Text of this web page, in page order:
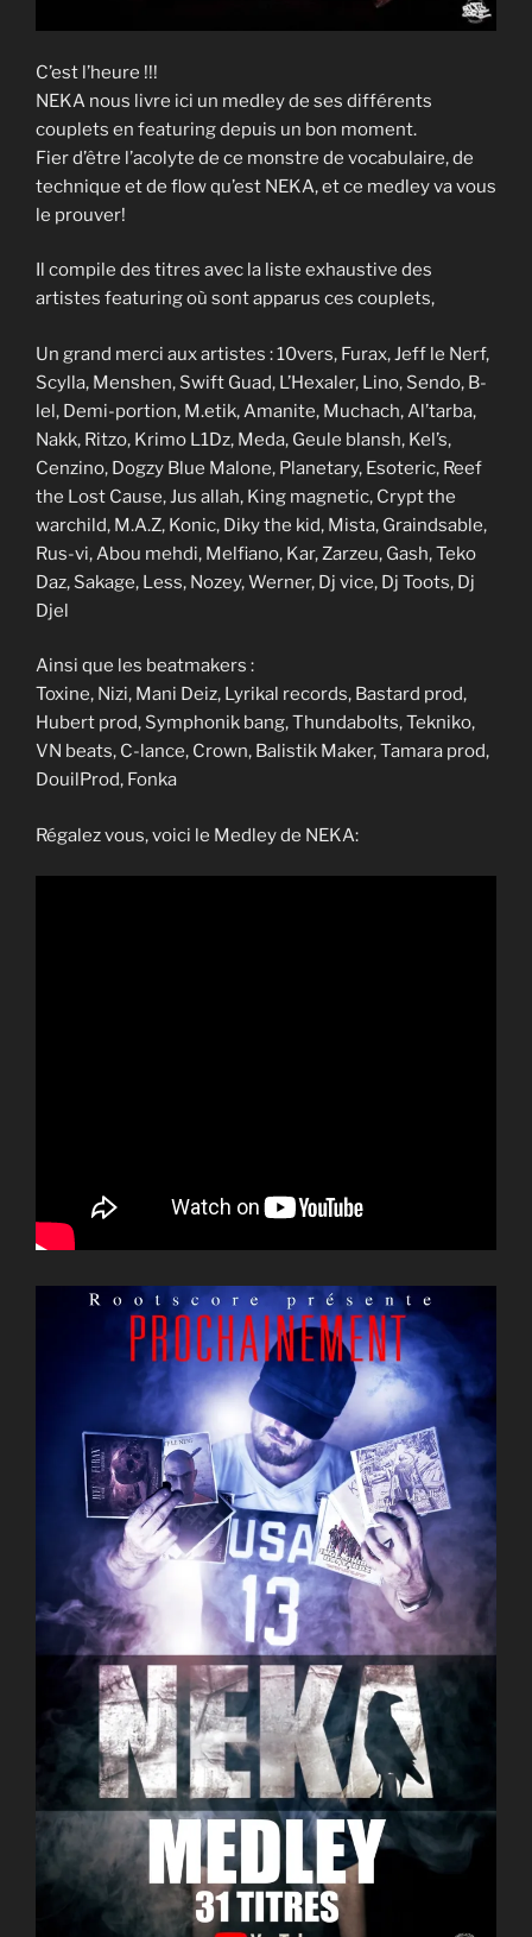
C’est l’heure !!!
NEKA nous livre ici un medley de ses différents
couplets en featuring depuis un bon moment.
Fier d’être l’acolyte de ce monstre de vocabulaire, de
technique et de flow qu’est NEKA, et ce medley va vous
le prouver!
Il compile des titres avec la liste exhaustive des
artistes featuring où sont apparus ces couplets,
Un grand merci aux artistes : 10vers, Furax, Jeff le Nerf,
Scylla, Menshen, Swift Guad, L’Hexaler, Lino, Sendo, B-
lel, Demi-portion, M.etik, Amanite, Muchach, Al’tarba,
Nakk, Ritzo, Krimo L1Dz, Meda, Geule blansh, Kel’s,
Cenzino, Dogzy Blue Malone, Planetary, Esoteric, Reef
the Lost Cause, Jus allah, King magnetic, Crypt the
warchild, M.A.Z, Konic, Diky the kid, Mista, Graindsable,
Rus-vi, Abou mehdi, Melfiano, Kar, Zarzeu, Gash, Teko
Daz, Sakage, Less, Nozey, Werner, Dj vice, Dj Toots, Dj
Djel
Ainsi que les beatmakers :
Toxine, Nizi, Mani Deiz, Lyrikal records, Bastard prod,
Hubert prod, Symphonik bang, Thundabolts, Tekniko,
VN beats, C-lance, Crown, Balistik Maker, Tamara prod,
DouilProd, Fonka
Régalez vous, voici le Medley de NEKA: